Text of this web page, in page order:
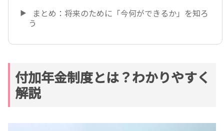
まとめ：将来のために「今何ができるか」を知ろ
う
付加年金制度とは？わかりやすく
解説